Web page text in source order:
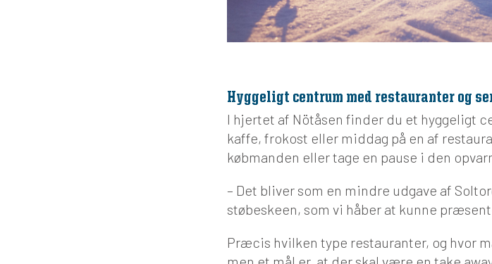
Hyggeligt centrum med restauranter og
I hjertet af Nötåsen finder du et hyggeligt
kaffe, frokost eller middag på en af
købmanden eller tage en pause i den
– Det bliver som en mindre udgave af
støbeskeen, som vi håber at kunne
Præcis hvilken type restauranter, og hvor